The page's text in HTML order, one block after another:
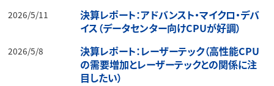
2026/5/11
決算レポート：アドバンスト・マイクロ・デバ
イス（データセンター向けCPUが好調）
2026/5/8
決算レポート：レーザーテック（高性能CPU
の需要増加とレーザーテックとの関係に注
目したい）